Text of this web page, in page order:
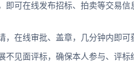
即可在线发布招标、拍卖等交易
在线审批、盖章，几分钟内即可
见面评标，确保本人参与、评标